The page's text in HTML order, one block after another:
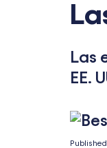
Las
EE.